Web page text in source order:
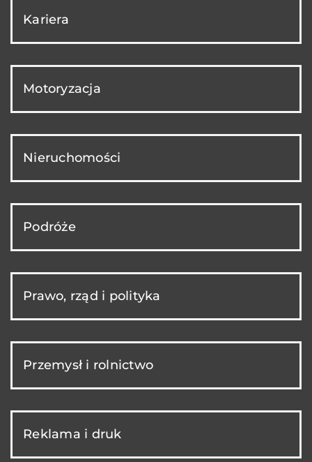
Kariera
Motoryzacja
Nieruchomości
Podróże
Prawo, rząd i polityka
Przemysł i rolnictwo
Reklama i druk